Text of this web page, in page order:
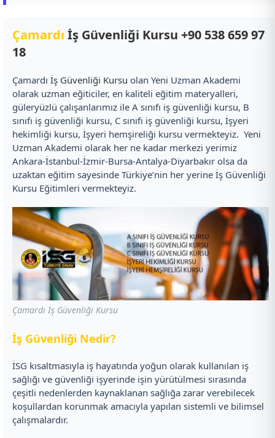
Çamardı İş Güvenliği Kursu +90 538 659 97
18
Çamardı İş Güvenliği Kursu olan Yeni Uzman Akademi
olarak uzman eğiticiler, en kaliteli eğitim materyalleri,
güleryüzlü çalışanlarımız ile A sınıfı iş güvenliği kursu, B
sınıfı iş güvenliği kursu, C sınıfı iş güvenliği kursu, İşyeri
hekimliği kursu, İşyeri hemşireliği kursu vermekteyiz. Yeni
Uzman Akademi olarak her ne kadar merkezi yerimiz
Ankara-İstanbul-İzmir-Bursa-Antalya-Diyarbakır olsa da
uzaktan eğitim sayesinde Türkiye’nin her yerine İş Güvenliği
Kursu Eğitimleri vermekteyiz.
Çamardı İş Güvenliği Kursu
İş Güvenliği Nedir?
İSG kısaltmasıyla iş hayatında yoğun olarak kullanılan iş
sağlığı ve güvenliği işyerinde işin yürütülmesi sırasında
çeşitli nedenlerden kaynaklanan sağlığa zarar verebilecek
koşullardan korunmak amacıyla yapılan sistemli ve bilimsel
çalışmalardır.